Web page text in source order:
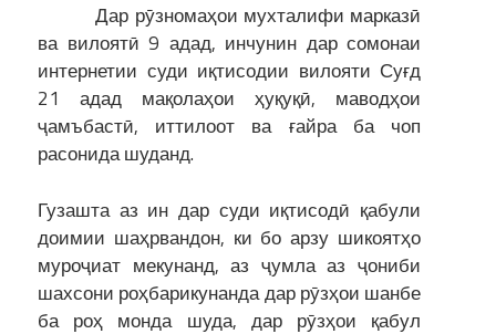
Дар рӯзномаҳои мухталифи марказӣ
ва вилоятӣ 9 адад, инчунин дар сомонаи
интернетии суди иқтисодии вилояти Суғд
21 адад мақолаҳои ҳуқуқӣ, маводҳои
ҷамъбастӣ, иттилоот ва ғайра ба чоп
расонида шуданд.
Гузашта аз ин дар суди иқтисодӣ қабули
доимии шаҳрвандон, ки бо арзу шикоятҳо
муроҷиат мекунанд, аз ҷумла аз ҷониби
шахсони роҳбарикунанда дар рӯзҳои шанбе
ба роҳ монда шуда, дар рӯзҳои қабул